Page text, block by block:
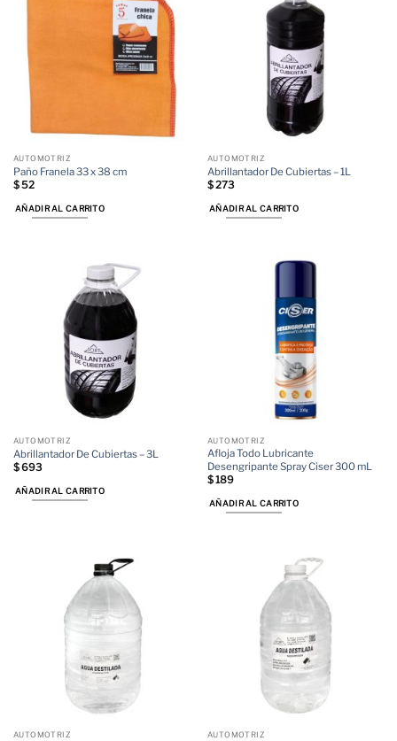
AUTOMOTRIZ
Paño Franela 33 x 38 cm
$52
AÑADIR AL CARRITO
AUTOMOTRIZ
Abrillantador De Cubiertas – 1L
$273
AÑADIR AL CARRITO
AUTOMOTRIZ
Abrillantador De Cubiertas – 3L
$693
AÑADIR AL CARRITO
AUTOMOTRIZ
Afloja Todo Lubricante
Desengripante Spray Ciser 300 mL
$189
AÑADIR AL CARRITO
AUTOMOTRIZ AUTOMOTRIZ